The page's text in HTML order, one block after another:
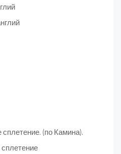
(по Камина).
сплетение